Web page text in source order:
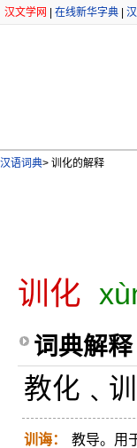
汉文学网 在线新华字典
汉语词典> 训化的解释
训化
词典解释
教化﹑训
训诲： 教导。用